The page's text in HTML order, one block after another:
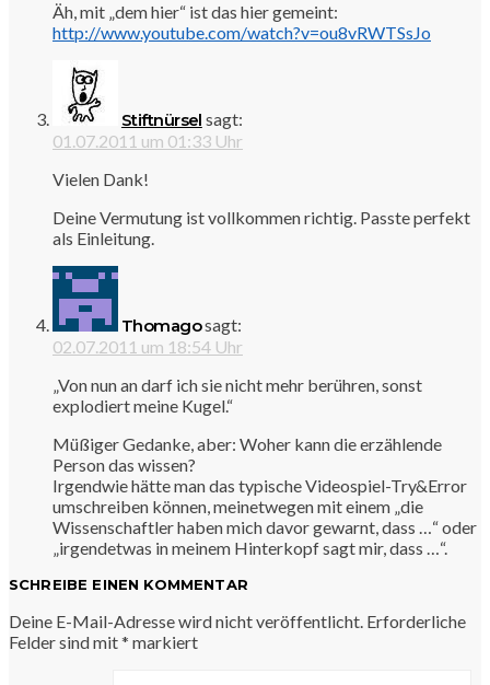
Äh, mit „dem hier“ ist das hier gemeint:
http://www.youtube.com/watch?v=ou8vRWTSsJo
Stiftnürsel sagt:
01.07.2011 um 01:33 Uhr
Vielen Dank!
Deine Vermutung ist vollkommen richtig. Passte perfekt
als Einleitung.
Thomagosagt:
02.07.2011 um 18:54 Uhr
„Von nun an darf ich sie nicht mehr berühren, sonst
explodiert meine Kugel.“
Müßiger Gedanke, aber: Woher kann die erzählende
Person das wissen?
Irgendwie hätte man das typische Videospiel-Try&Error
umschreiben können, meinetwegen mit einem „die
Wissenschaftler haben mich davor gewarnt, dass …“ oder
„irgendetwas in meinem Hinterkopf sagt mir, dass …“.
SCHREIBE EINEN KOMMENTAR
Deine E-Mail-Adresse wird nicht veröffentlicht. Erforderliche
Felder sind mit* markiert